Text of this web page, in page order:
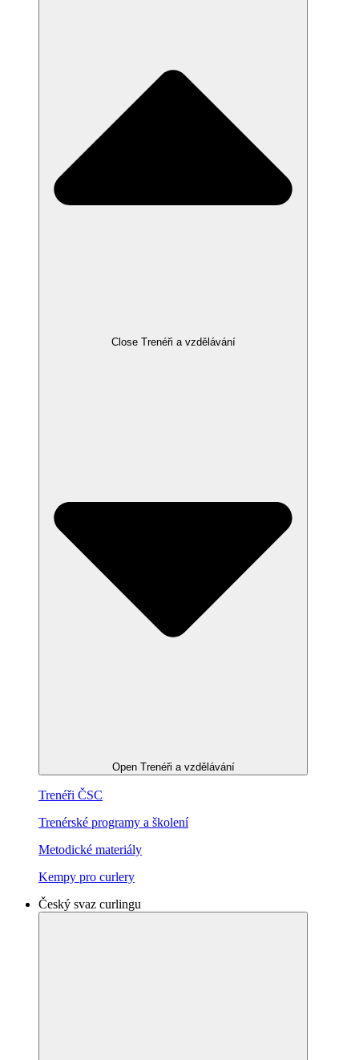
Close Trenéři a vzdělávání
Open Trenéři a vzdělávání
Trenéři ČSC
Trenérské programy a školení
Metodické materiály
Kempy pro curlery
Český svaz curlingu